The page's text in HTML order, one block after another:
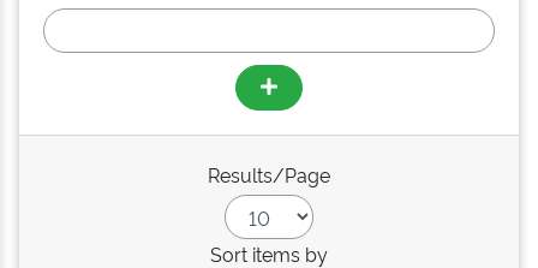
Results/Page
Sort items by